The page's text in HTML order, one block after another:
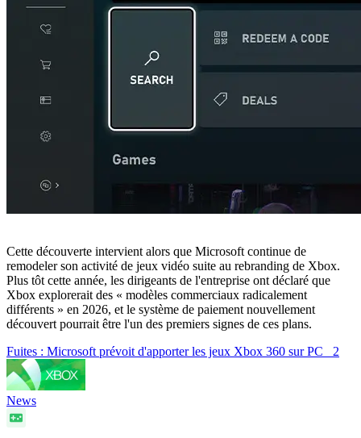
Cette découverte intervient alors que Microsoft continue de
remodeler son activité de jeux vidéo suite au rebranding de Xbox.
Plus tôt cette année, les dirigeants de l'entreprise ont déclaré que
Xbox explorerait des « modèles commerciaux radicalement
différents » en 2026, et le système de paiement nouvellement
découvert pourrait être l'un des premiers signes de ces plans.
Fuites : Microsoft prévoit d'apporter les jeux Xbox 360 sur PC 2
News